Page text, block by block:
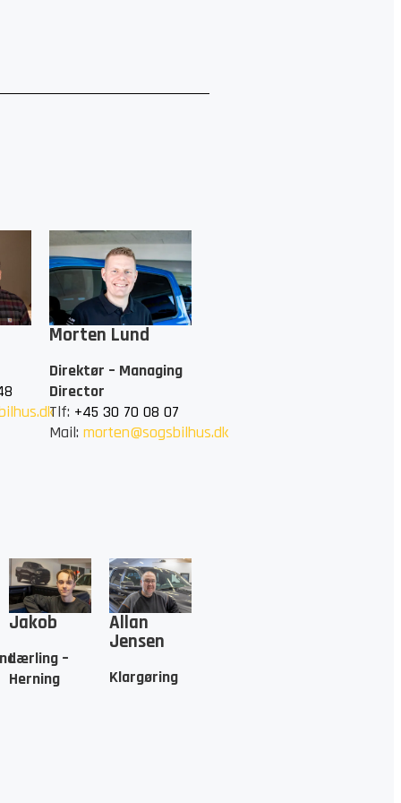
Morten Lund
Direktør – Managing
Director
Tlf: +45 30 70 08 07
Mail: morten@sogsbilhus.dk
Jakob
Lærling –
Herning
Allan
Jensen
Klargøring